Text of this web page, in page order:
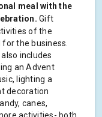
meal with the
Gift
of the
the business.
includes
an Advent
lighting a
decoration
canes,